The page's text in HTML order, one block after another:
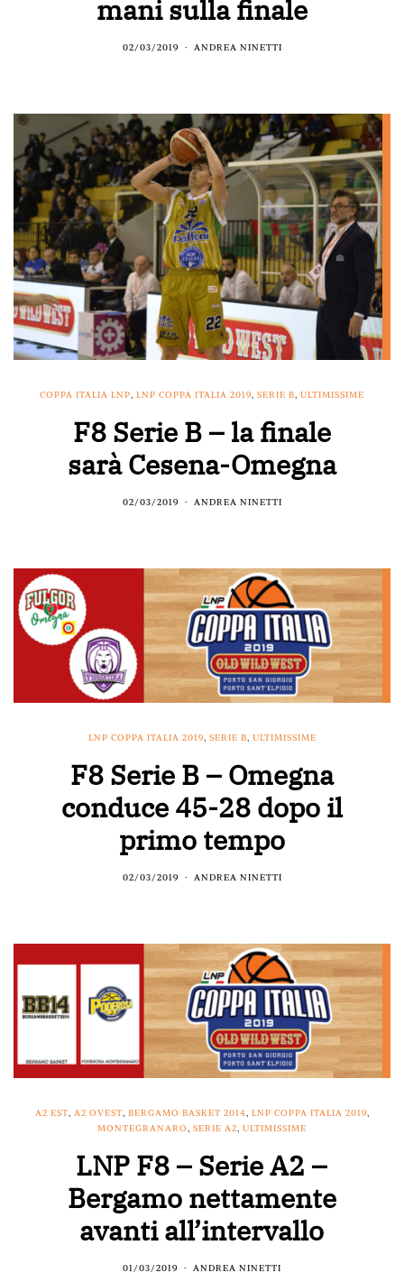
mani sulla finale
02/03/2019 ANDREA NINETTI
COPPA ITALIA LNP, LNP COPPA ITALIA 2019, SERIE B, ULTIMISSIME
F8 Serie B – la finale
sarà Cesena-Omegna
02/03/2019 ANDREA NINETTI
LNP COPPA ITALIA 2019, SERIE B, ULTIMISSIME
F8 Serie B – Omegna
conduce 45-28 dopo il
primo tempo
02/03/2019 ANDREA NINETTI
A2 EST, A2 OVEST, BERGAMO BASKET 2014, LNP COPPA ITALIA 2019,
MONTEGRANARO, SERIE A2, ULTIMISSIME
LNP F8 – Serie A2 –
Bergamo nettamente
avanti all’intervallo
01/03/2019 ANDREA NINETTI